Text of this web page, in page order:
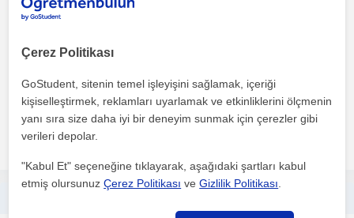
Zor olan sınav ve tercih sürecini daha kolay atlatman, kariyer
yolculuğunda doğru adımlar atman,kendini daha iyi ta...
1. ders ücretsiz
daha fazlasını gör
Çerez Politikası
GoStudent, sitenin temel işleyişini sağlamak, içeriği
kişiselleştirmek, reklamları uyarlamak ve etkinliklerini ölçmenin
yanı sıra size daha iyi bir deneyim sunmak için çerezler gibi
verileri depolar.
"Kabul Et" seçeneğine tıklayarak, aşağıdaki şartları kabul
etmiş olursunuzÇerez Politikası veGizlilik Politikası